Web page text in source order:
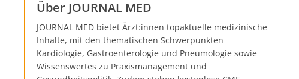
Über JOURNAL MED
JOURNAL MED bietet Ärzt:innen topaktuelle medizinische
Inhalte, mit den thematischen Schwerpunkten
Kardiologie, Gastroenterologie und Pneumologie sowie
Wissenswertes zu Praxismanagement und